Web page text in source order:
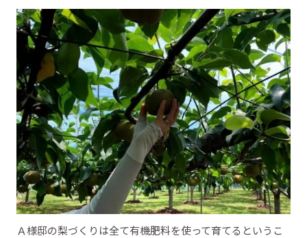
Ａ様邸の梨づくりは全て有機肥料を使って育てるというこ